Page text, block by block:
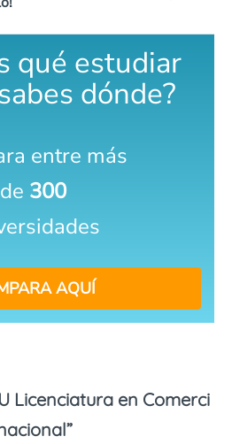
qué estudiar
dónde?
entre más
de 300
AQUÍ
Licenciatura en Comerci
”